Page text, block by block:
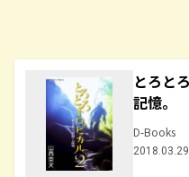
とろと
記憶。
D-Books